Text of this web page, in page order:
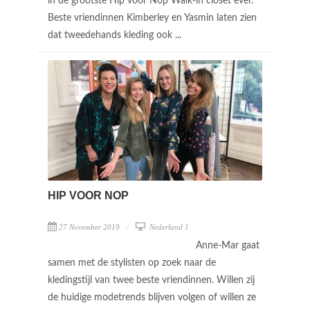
Beste vriendinnen Kimberley en Yasmin laten zien
dat tweedehands kleding ook ...
HIP VOOR NOP
27 November 2019 Nederland 1
Anne-Mar gaat
samen met de stylisten op zoek naar de
kledingstijl van twee beste vriendinnen. Willen zij
de huidige modetrends blijven volgen of willen ze